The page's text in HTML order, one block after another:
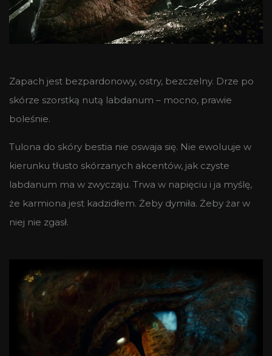
Zapach jest bezpardonowy, ostry, bezczelny. Drze po
skórze szorstką nutą labdanum – mocno, prawie
boleśnie.
Tulona do skóry bestia nie oswaja się. Nie ewoluuje w
kierunku tłusto skórzanych akcentów, jak czyste
labdanum ma w zwyczaju. Trwa w napięciu i ja myślę,
że karmiona jest kadzidłem. Żeby dymiła. Żeby żar w
niej nie zgasł.